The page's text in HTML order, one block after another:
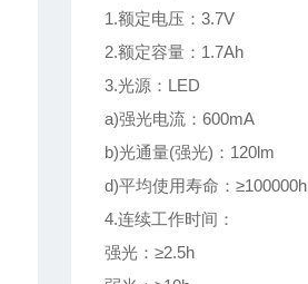
1.额定电压：3.7V
2.额定容量：1.7Ah
3.光源：LED
a)强光电流：600mA
b)光通量(强光)：120lm
d)平均使用寿命：≥100000h
4.连续工作时间：
强光：≥2.5h